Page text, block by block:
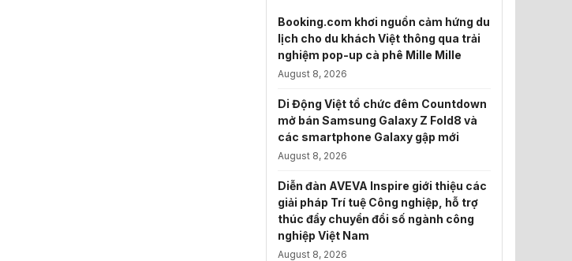
Booking.com khơi nguồn cảm hứng du
lịch cho du khách Việt thông qua trải
nghiệm pop-up cà phê Mille Mille
August 8, 2026
Di Động Việt tổ chức đêm Countdown
mở bán Samsung Galaxy Z Fold8 và
các smartphone Galaxy gập mới
August 8, 2026
Diễn đàn AVEVA Inspire giới thiệu các
giải pháp Trí tuệ Công nghiệp, hỗ trợ
thúc đẩy chuyển đổi số ngành công
nghiệp Việt Nam
August 8, 2026